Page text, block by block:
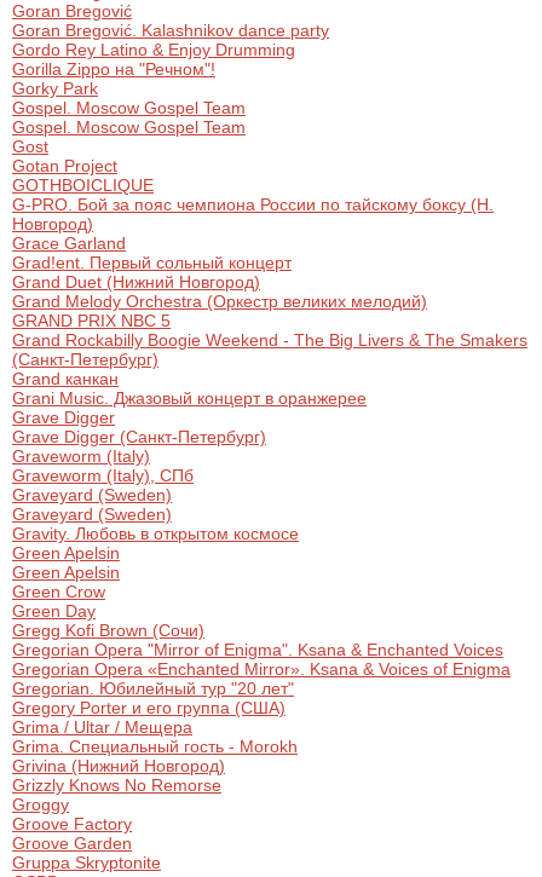
Goran Bregović
Goran Bregović. Kalashnikov dance party
Gordo Rey Latino & Enjoy Drumming
Gorilla Zippo на "Речном"!
Gorky Park
Gospel. Moscow Gospel Team
Gospel. Moscow Gospel Team
Gost
Gotan Project
GOTHBOICLIQUE
G-PRO. Бой за пояс чемпиона России по тайскому боксу (Н.
Новгород)
Grace Garland
Grad!еnt. Первый сольный концерт
Grand Duet (Нижний Новгород)
Grand Melody Orchestra (Оркестр великих мелодий)
GRAND PRIX NBC 5
Grand Rockabilly Boogie Weekend - The Big Livers & The Smakers
(Санкт-Петербург)
Grand канкан
Grani Music. Джазовый концерт в оранжерее
Grave Digger
Grave Digger (Санкт-Петербург)
Graveworm (Italy)
Graveworm (Italy), СПб
Graveyard (Sweden)
Graveyard (Sweden)
Gravity. Любовь в открытом космосе
Green Apelsin
Green Apelsin
Green Crow
Green Day
Gregg Kofi Brown (Сочи)
Gregorian Opera "Mirror of Enigma". Ksana & Enchanted Voices
Gregorian Opera «Enchanted Mirror». Ksana & Voices of Enigma
Gregorian. Юбилейный тур "20 лет"
Gregory Porter и его группа (США)
Grima / Ultar / Мещера
Grima. Специальный гость - Morokh
Grivina (Нижний Новгород)
Grizzly Knows No Remorse
Groggy
Groove Factory
Groove Garden
Gruppa Skryptonite